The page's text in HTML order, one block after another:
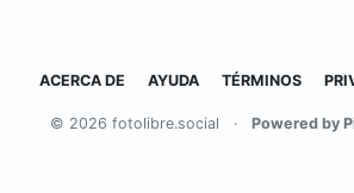
ACERCA DE AYUDA TÉRMINOS
© 2026 fotolibre.social · Powered by